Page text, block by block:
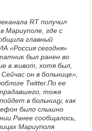
RT получил
Мариуполе, где с
главный
«Россия сегодня»
был ранен во
в живот, хотя был,
он в больнице»,
Twitter.По ее
тоже
в больницу, как
было слышно
сообщалось,
Мариуполя